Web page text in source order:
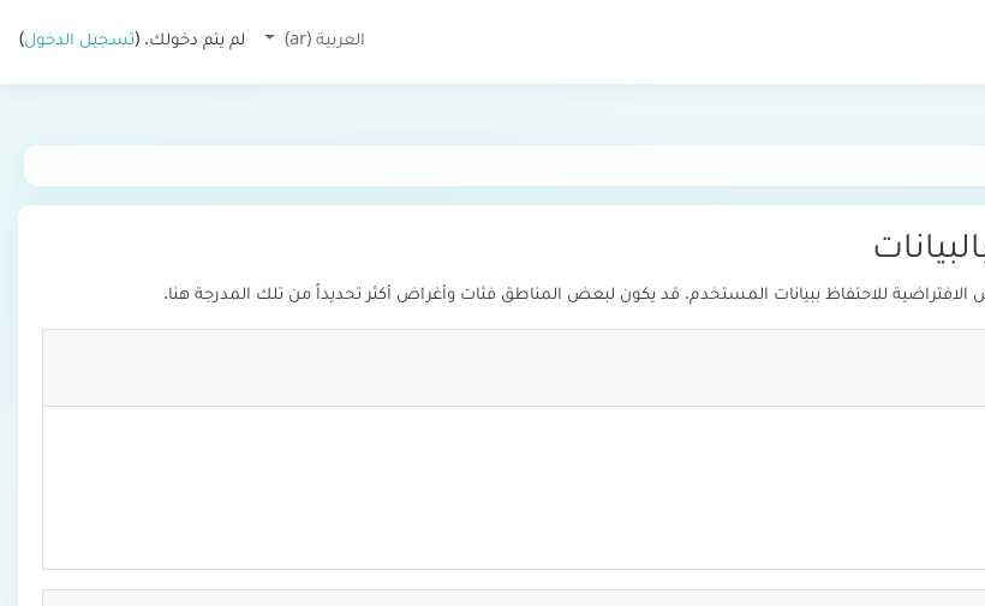
العربية ‎(ar)‎ لم يتم دخولك. (تسجيل الدخول)
للاحتفاظ ببيانات المستخدم. قد يكون لبعض المناطق فئات وأغراض أكثر تحديداً من تلك المدرجة هنا.